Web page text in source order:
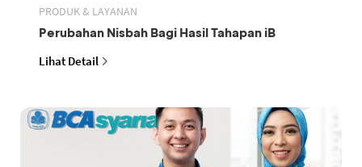
PRODUK & LAYANAN
Perubahan Nisbah Bagi Hasil Tahapan iB
Lihat Detail